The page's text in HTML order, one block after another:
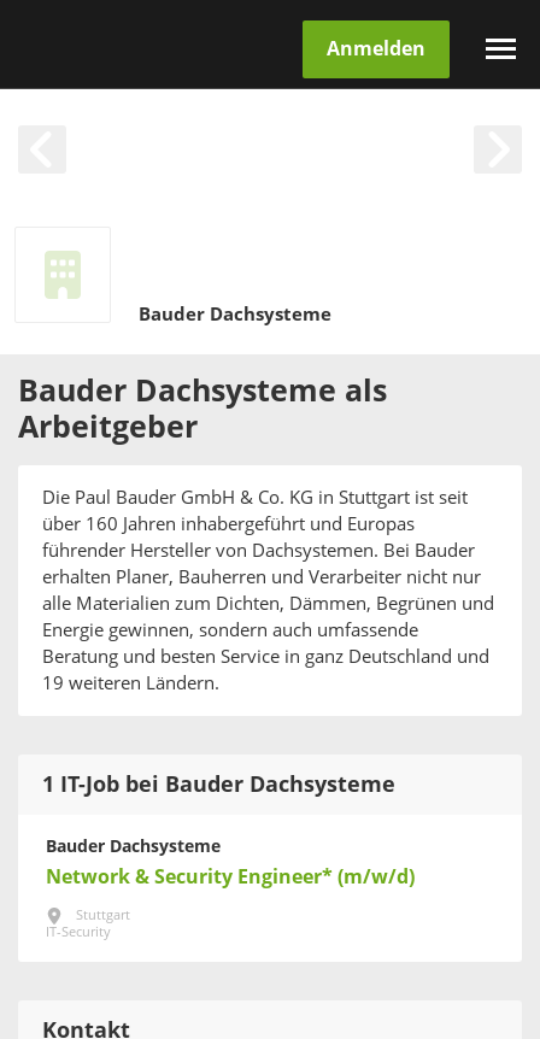
Anmelden
Bauder Dachsysteme
Bauder Dachsysteme als
Arbeitgeber
Die Paul Bauder GmbH & Co. KG in Stuttgart ist seit
über 160 Jahren inhabergeführt und Europas
führender Hersteller von Dachsystemen. Bei Bauder
erhalten Planer, Bauherren und Verarbeiter nicht nur
alle Materialien zum Dichten, Dämmen, Begrünen und
Energie gewinnen, sondern auch umfassende
Beratung und besten Service in ganz Deutschland und
19 weiteren Ländern.
1 IT-Job bei Bauder Dachsysteme
Bauder Dachsysteme
Network & Security Engineer* (m/w/d)
Stuttgart
IT-Security
Kontakt